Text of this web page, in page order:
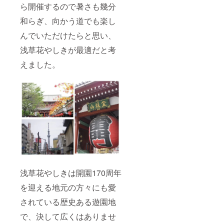
ら開催するので暑さも幾分
和らぎ、向かう道でも楽し
んでいただけたらと思い、
浅草花やしきが最適だと考
えました。
浅草花やしきは開園170周年
を迎える地元の方々にも愛
されている歴史ある遊園地
で、決して広くはありませ